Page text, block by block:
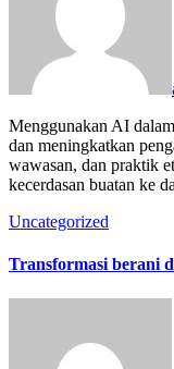
Menggunakan AI dalam ritel dapat mengoptimalkan operasi Anda
dan meningkatkan
wawasan, dan praktik
kecerdasan buatan ke
Uncategorized
Transformasi berani